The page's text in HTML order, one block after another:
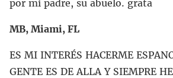
por mi padre, su abuelo. grata
MB, Miami, FL
ES MI INTERÉS HACERME
GENTE ES DE ALLA Y SIEMPRE